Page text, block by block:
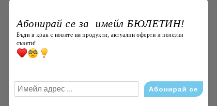
Плюшена раничка „Коте“ 50 см с
Най-продавани
Абонирай се за имейл БЮЛЕТИН!
Бъди в крак с новите ни продукти, актуални оферти и полезни
съвети!